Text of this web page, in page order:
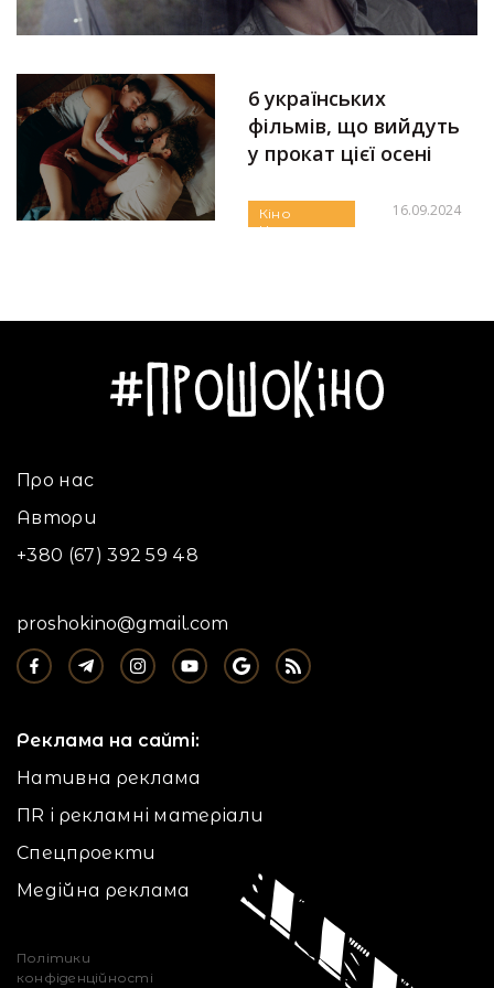
Кіно
Новини
6 українських
фільмів, що вийдуть
у прокат цієї осені
16.09.2024
Про нас
Автори
+380 (67) 392 59 48
proshokino@gmail.com
Реклама на сайті:
Нативна реклама
ПR і рекламні матеріали
Спецпроекти
Медійна реклама
Політики
конфіденційності